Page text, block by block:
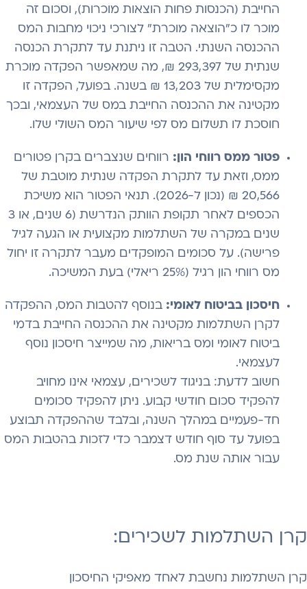
החייבת (הכנסות פחות הוצאות מוכרות), וסכום זה
מוכר לו כ"הוצאה מוכרת" לצורכי ניכוי מחבות המס
ההכנסה השנתי. הטבה זו ניתנת עד לתקרת הכנסה
שנתית של 293,397 ₪, מה שמאפשר הפקדה מוכרת
מקסימלית של 13,203 ₪ בשנה. בפועל, הפקדה זו
מקטינה את ההכנסה החייבת במס של העצמאי, ובכך
חוסכת לו תשלום מס לפי שיעור המס השולי שלו.
פטור ממס רווחי הון: רווחים שנצברים בקרן פטורים
ממס, וזאת עד לתקרת הפקדה שנתית מוטבת של
20,566 ₪ (נכון ל-2026). תנאי הפטור הוא משיכת
הכספים לאחר תקופת הוותק הנדרשת (6 שנים, או 3
שנים במקרה של השתלמות מקצועית או הגעה לגיל
פרישה). על סכומים המופקדים מעבר לתקרה זו יחול
מס רווחי הון רגיל (25% ריאלי) בעת המשיכה.
חיסכון בביטוח לאומי: בנוסף להטבות המס, ההפקדה
לקרן השתלמות מקטינה את ההכנסה החייבת בדמי
ביטוח לאומי ומס בריאות, מה שמייצר חיסכון נוסף
לעצמאי.
חשוב לדעת: בניגוד לשכירים, עצמאי אינו מחויב
להפקיד סכום חודשי קבוע. ניתן להפקיד סכומים
חד-פעמיים במהלך השנה, ובלבד שההפקדה תבוצע
בפועל עד סוף חודש דצמבר כדי לזכות בהטבות המס
עבור אותה שנת מס.
קרן השתלמות לשכירים:
קרן השתלמות נחשבת לאחד מאפיקי החיסכון